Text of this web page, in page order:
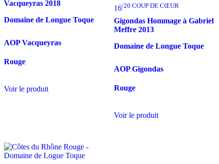
Vacqueyras 2018
Domaine de Longue Toque
AOP Vacqueyras
Rouge
Voir le produit
16/20 COUP DE CŒUR
Gigondas Hommage à Gabriel
Meffre 2013
Domaine de Longue Toque
AOP Gigondas
Rouge
Voir le produit